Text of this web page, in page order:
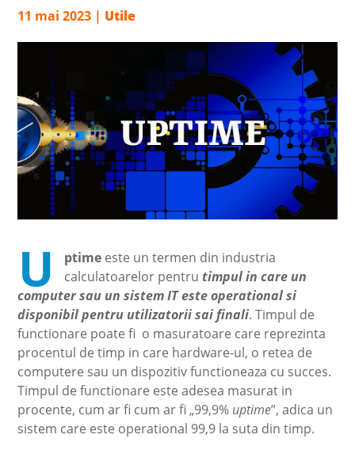
11 mai 2023 | Utile
U ptime este un termen din industria
calculatoarelor pentru timpul in care un
computer sau un sistem IT este operational si
disponibil pentru utilizatorii sai finali. Timpul de
functionare poate fi o masuratoare care reprezinta
procentul de timp in care hardware-ul, o retea de
computere sau un dispozitiv functioneaza cu succes.
Timpul de functionare este adesea masurat in
procente, cum ar fi cum ar fi „99,9% uptime”, adica un
sistem care este operational 99,9 la suta din timp.